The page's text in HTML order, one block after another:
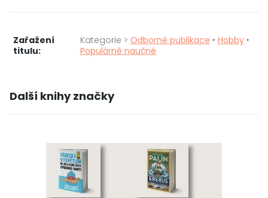
Zařažení
titulu:
Kategorie > Odborné publikace ‣ Hobby‣
Populárně naučné
Další knihy značky